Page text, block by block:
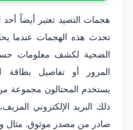
هجمات التصيد تعتبر أيضاً أحد
تحدث هذه الهجمات عندما
الضحية لكشف معلومات
المرور أو تفاصيل بطاقة
يستخدم المحتالون مجموعة
ذلك البريد الإلكتروني
صادر من مصدر موثوق. مثال